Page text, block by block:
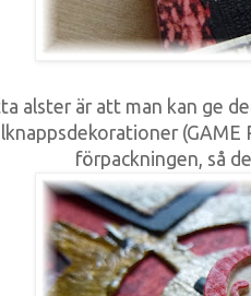
alster är att man kan ge
förpackningen, så